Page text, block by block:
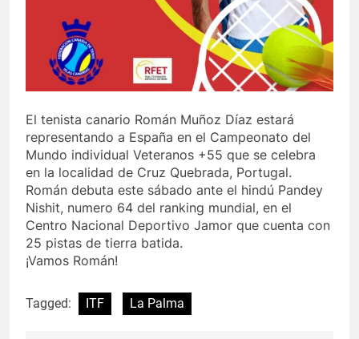
El tenista canario Román Muñoz Díaz estará
representando a España en el Campeonato del
Mundo individual Veteranos +55 que se celebra
en la localidad de Cruz Quebrada, Portugal.
Román debuta este sábado ante el hindú Pandey
Nishit, numero 64 del ranking mundial, en el
Centro Nacional Deportivo Jamor que cuenta con
25 pistas de tierra batida.
¡Vamos Román!
Tagged: ITF La Palma